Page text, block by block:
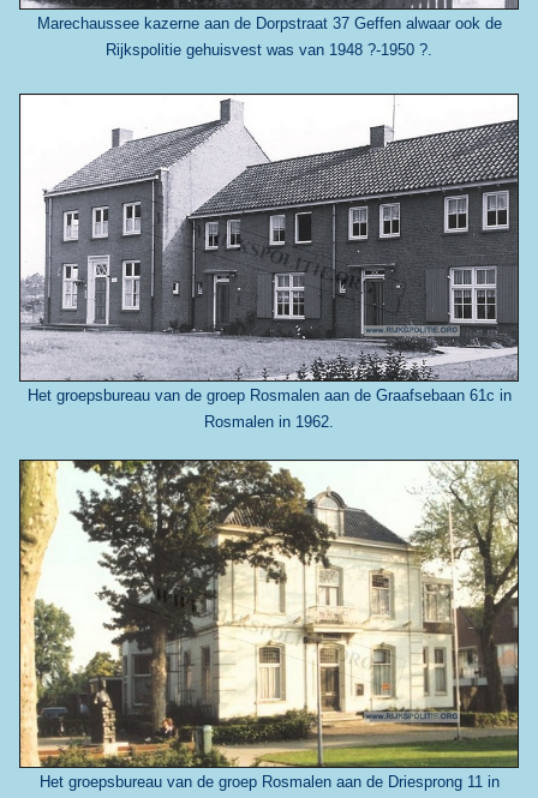
Marechaussee kazerne aan de Dorpstraat 37 Geffen alwaar ook de
Rijkspolitie gehuisvest was van 1948 ?-1950 ?.
Het groepsbureau van de groep Rosmalen aan de Graafsebaan 61c in
Rosmalen in 1962.
Het groepsbureau van de groep Rosmalen aan de Driesprong 11 in